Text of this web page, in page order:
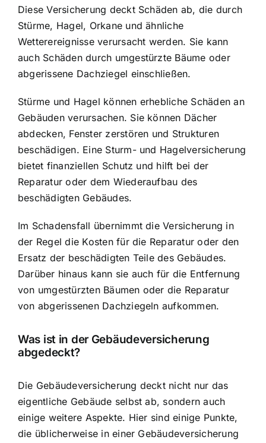
Diese Versicherung deckt Schäden ab, die durch
Stürme, Hagel, Orkane und ähnliche
Wetterereignisse verursacht werden. Sie kann
auch Schäden durch umgestürzte Bäume oder
abgerissene Dachziegel einschließen.
Stürme und Hagel können erhebliche Schäden an
Gebäuden verursachen. Sie können Dächer
abdecken, Fenster zerstören und Strukturen
beschädigen. Eine Sturm- und Hagelversicherung
bietet finanziellen Schutz und hilft bei der
Reparatur oder dem Wiederaufbau des
beschädigten Gebäudes.
Im Schadensfall übernimmt die Versicherung in
der Regel die Kosten für die Reparatur oder den
Ersatz der beschädigten Teile des Gebäudes.
Darüber hinaus kann sie auch für die Entfernung
von umgestürzten Bäumen oder die Reparatur
von abgerissenen Dachziegeln aufkommen.
Was ist in der Gebäudeversicherung
abgedeckt?
Die Gebäudeversicherung deckt nicht nur das
eigentliche Gebäude selbst ab, sondern auch
einige weitere Aspekte. Hier sind einige Punkte,
die üblicherweise in einer Gebäudeversicherung